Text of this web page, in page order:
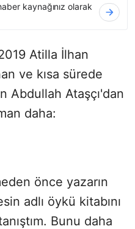
kaynağınız olarak
Atilla İlhan
ve kısa sürede
Abdullah Ataşçı'dan
daha:
önce yazarın
adlı öykü kitabını
Bunu daha